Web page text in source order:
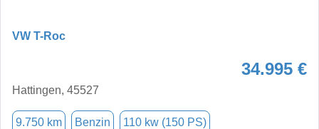
VW T-Roc
34.995 €
Hattingen, 45527
9.750 km Benzin 110 kw (150 PS)